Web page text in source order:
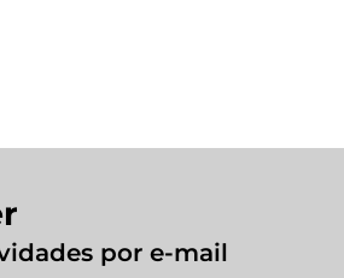
por e-mail